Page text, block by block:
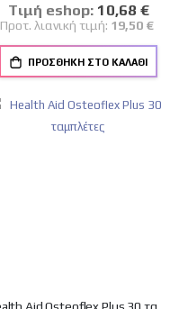
Tιμή eshop: Ειδική
Τιμή
10,68 €
Προτ. λιανική τιμή: 19,50 €
ΠΡΟΣΘΉΚΗ ΣΤΟ ΚΑΛΆΘΙ